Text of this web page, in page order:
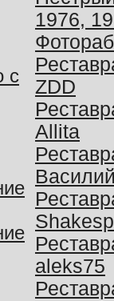
с
1976,
ZDD
Allita
aleks75